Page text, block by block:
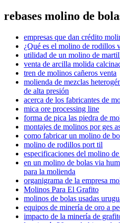
rebases molino de
empresas que dan crédito
¿Qué es el molino de rodillos
utilidad de un molino de
venta de arcilla molida
tren de molinos cañeros venta
molienda de mezclas
de alta presión
acerca de los fabricantes de
mica ore processing line
forma de pica las piedra de
montajes de molinos por ges
como fabricar un molino de
molino de rodillos port til
especificaciones del molino
en un molino de bolas via
para la molienda
organigrama de la empresa
Molinos Para El Grafito
molinos de bolas usadas
equipos de minería de oro a
impacto de la minería de